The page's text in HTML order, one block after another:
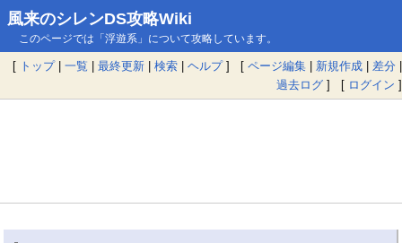
風来のシレンDS攻略Wiki
このページでは「浮遊系」について攻略しています。
[ トップ| 一覧 | 最終更新 | 検索 | ヘルプ] [ ページ編集 | 新規作成 | 差分 |
過去ログ ] [ ログイン ]